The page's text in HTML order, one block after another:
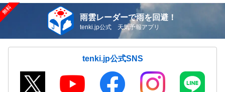
雨雲レーダーで雨を回避！
tenki.jp公式 天気予報アプリ
tenki.jp公式SNS